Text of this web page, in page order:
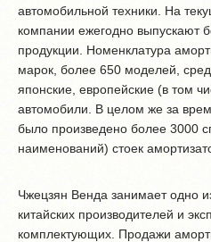
автомобильной техники. На
компании ежегодно выпускают
продукции. Номенклатура
марок, более 650 моделей,
японские, европейские (в том
автомобили. В целом же за
было произведено более 3000
наименований) стоек
Чжецзян Венда занимает одно
китайских производителей и
комплектующих. Продажи